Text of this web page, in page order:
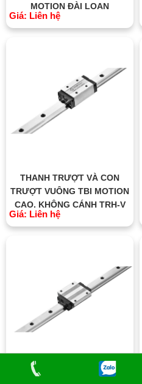
MOTION ĐÀI LOAN
Giá: Liên hệ
THANH TRƯỢT VÀ CON
TRƯỢT VUÔNG TBI MOTION
CAO, KHÔNG CÁNH TRH-V
Giá: Liên hệ
THANH TRƯỢT VÀ CON